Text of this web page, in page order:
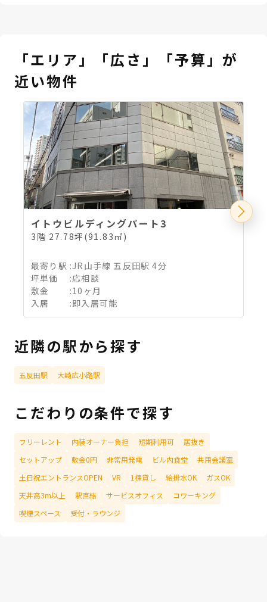
「エリア」「広さ」「予算」が
近い物件
イトウビルディングパート3
3階 27.78坪(91.83㎡)
最寄り駅 :JR山手線 五反田駅 4分
坪単価
:応相談
敷金
:10ヶ月
入居
:即入居可能
近隣の駅から探す
五反田駅 大崎広小路駅
こだわりの条件で探す
フリーレント 内装オーナー負担 短期利用可
居抜き
セットアップ
敷金0円 非常用発電 ビル内食堂
共用会議室
土日祝エントランスOPEN
VR 1棟貸し 給排水OK
ガスOK
天井高3m以上
駅直結 サービスオフィス
コワーキング
喫煙スペース
受付・ラウンジ